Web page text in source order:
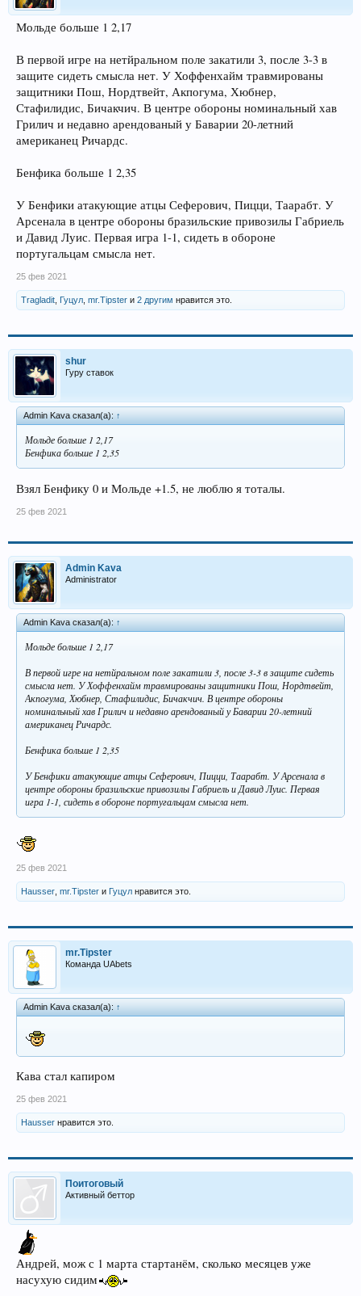
Мольде больше 1 2,17
В первой игре на нетйральном поле закатили 3, после 3-3 в
защите сидеть смысла нет. У Хоффенхайм травмированы
защитники Пош, Нордтвейт, Акпогума, Хюбнер,
Стафилидис, Бичакчич. В центре обороны номинальный хав
Грилич и недавно арендованый у Баварии 20-летний
американец Ричардс.
Бенфика больше 1 2,35
У Бенфики атакующие атцы Сеферович, Пицци, Таарабт. У
Арсенала в центре обороны бразильские привозилы Габриель
и Давид Луис. Первая игра 1-1, сидеть в обороне
португальцам смысла нет.
25 фев 2021
Tragladit Гуцул mr.Tipster и 2 другим нравится это.
shur
Гуру ставок
Admin Kava сказал(а): ↑
Мольде больше 1 2,17
Бенфика больше 1 2,35
Взял Бенфику 0 и Мольде +1.5, не люблю я тоталы.
25 фев 2021
Admin Kava
Administrator
Admin Kava сказал(а): ↑
Мольде больше 1 2,17
В первой игре на нетйральном поле закатили 3, после 3-3 в защите сидеть
смысла нет. У Хоффенхайм травмированы защитники Пош, Нордтвейт,
Акпогума, Хюбнер, Стафилидис, Бичакчич. В центре обороны
номинальный хав Грилич и недавно арендованый у Баварии 20-летний
американец Ричардс.
Бенфика больше 1 2,35
У Бенфики атакующие атцы Сеферович, Пицци, Таарабт. У Арсенала в
центре обороны бразильские привозилы Габриель и Давид Луис. Первая
игра 1-1, сидеть в обороне португальцам смысла нет.
25 фев 2021
Hausser mr.Tipster и Гуцул нравится это.
mr.Tipster
Команда UAbets
Admin Kava сказал(а): ↑
Кава стал капиром
25 фев 2021
Hausser нравится это.
Поитоговый
Активный беттор
Андрей, мож с 1 марта стартанём, сколько месяцев уже
насухую сидим